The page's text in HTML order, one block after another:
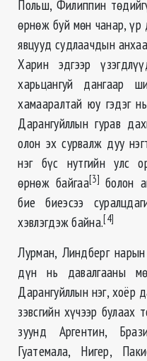
Польш, Филиппин
өрнөж буй мөн чанар, үр
явцууд судлаачдын
Харин эдгээр
харьцангуй дангаар
хамааралтай юу гэдэг
Дарангуйллын гурав
олон эх сурвалж дуу
нэг бүс нутгийн улс
өрнөж байгаа[3]болон
бие биеэсээ
хэвлэгдэж байна.[4]
Лурман, Линдберг
дүн нь давалгааны
Дарангуйллын нэг, хоёр
зэвсгийн хүчээр булаах
зуунд Аргентин,
Гуатемала, Нигер,